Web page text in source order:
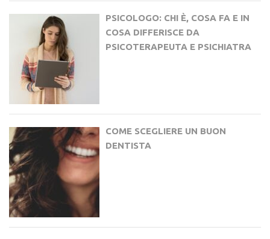
PSICOLOGO: CHI È, COSA FA E IN
COSA DIFFERISCE DA
PSICOTERAPEUTA E PSICHIATRA
COME SCEGLIERE UN BUON
DENTISTA